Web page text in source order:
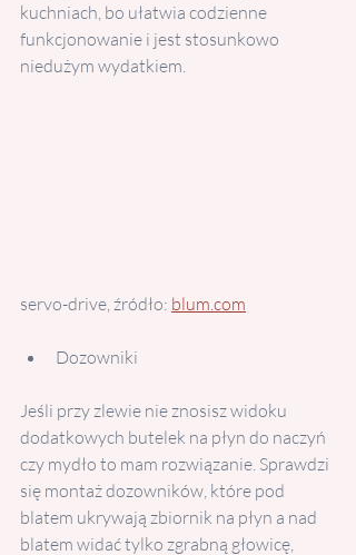
kuchniach, bo ułatwia codzienne
funkcjonowanie i jest stosunkowo
niedużym wydatkiem.
servo-drive, źródło: blum.com
Dozowniki
Jeśli przy zlewie nie znosisz widoku
dodatkowych butelek na płyn do naczyń
czy mydło to mam rozwiązanie. Sprawdzi
się montaż dozowników, które pod
blatem ukrywają zbiornik na płyn a nad
blatem widać tylko zgrabną głowicę,